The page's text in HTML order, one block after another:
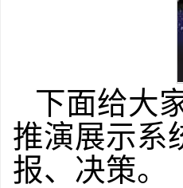
下面给大
推演展示系
报、决策。